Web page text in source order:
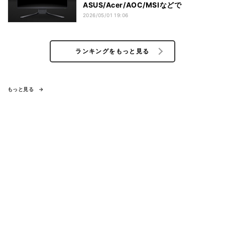
ASUS/Acer/AOC/MSIなどで
2026/05/01 19:06
ランキングをもっと見る
もっと見る